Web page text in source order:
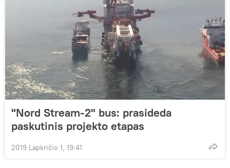
"Nord Stream-2" bus: prasideda
paskutinis projekto etapas
2019 Lapkričio 1, 19:41